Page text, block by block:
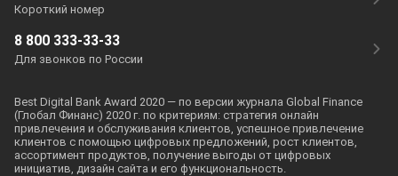
Короткий номер
8 800 333-33-33
Для звонков по России
Best Digital Bank Award 2020 — по версии журнала Global Finance
(Глобал Финанс) 2020 г. по критериям: стратегия онлайн
привлечения и обслуживания клиентов, успешное привлечение
клиентов с помощью цифровых предложений, рост клиентов,
ассортимент продуктов, получение выгоды от цифровых
инициатив, дизайн сайта и его функциональность.